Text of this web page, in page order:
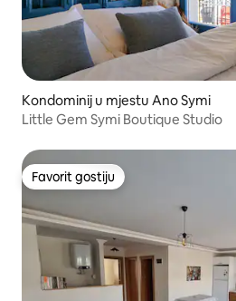
Kondominij u mjestu Ano Symi
Little Gem Symi Boutique Studio
Favorit gostiju
Favorit gostiju